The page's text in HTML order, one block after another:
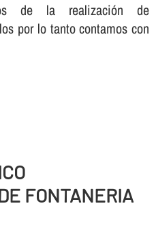
de la realización de
por lo tanto contamos con
FONTANERIA